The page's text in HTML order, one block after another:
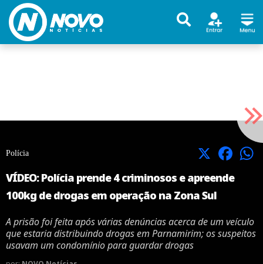
Polícia X Facebook
VÍDEO: Polícia prende 4 criminosos e apreende
100kg de drogas em operação na Zona Sul
A prisão foi feita após várias denúncias acerca de um veículo
que estaria distribuindo drogas em Parnamirim; os suspeitos
usavam um condomínio para guardar drogas